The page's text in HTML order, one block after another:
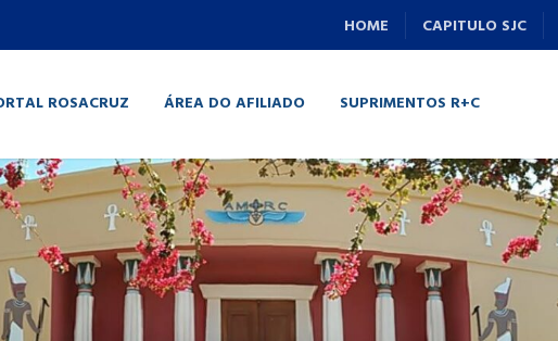
HOME CAPITULO SJC
ROSACRUZ ÁREA DO AFILIADO SUPRIMENTOS R+C